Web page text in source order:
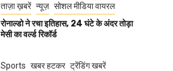
ताज़ा ख़बरें न्यूज़ सोशल मीडिया वायरल
रोनाल्डो ने रचा इतिहास, 24 घंटे के अंदर तोड़ा
मेसी का वर्ल्ड रिकॉर्ड
Sports खबर हटकर ट्रेंडिंग खबरें